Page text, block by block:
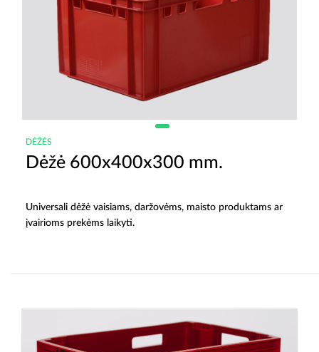
DĖŽĖS
Dėžė 600x400x300 mm.
Universali dėžė vaisiams, daržovėms, maisto produktams ar
įvairioms prekėms laikyti.